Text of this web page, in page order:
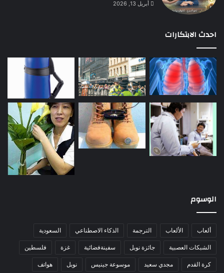
أبريل 13, 2026
احدث الابتكارات
الوسوم
ألعاب الألعاب الترجمة الذكاء الاصطناعي السعودية
الشبكات العصبية جائزة نوبل سفينةفضائية غزة فلسطين
كرة القدم مجدي سعيد موسوعة جينيس نوبل هواتف